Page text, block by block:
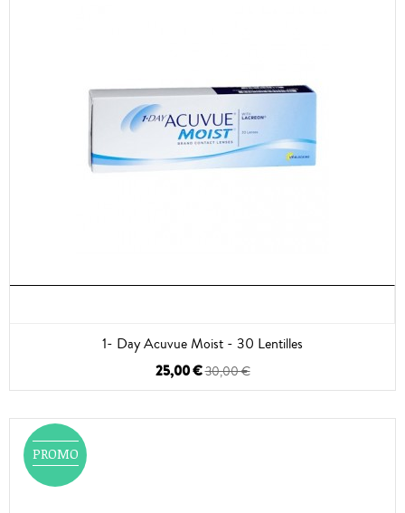
1- Day Acuvue Moist - 30 Lentilles
25,00 €30,00 €
PROMO